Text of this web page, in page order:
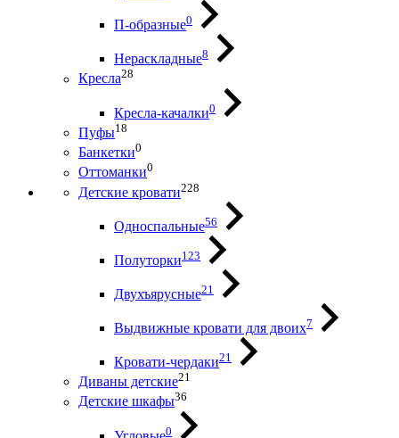
П-образные0
Нераскладные8
Кресла28
Кресла-качалки0
Пуфы18
Банкетки0
Оттоманки0
Детские кровати228
Односпальные56
Полуторки123
Двухъярусные21
Выдвижные кровати для двоих7
Кровати-чердаки21
Диваны детские21
Детские шкафы36
0